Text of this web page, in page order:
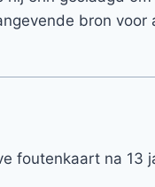
bron voor
foutenkaart na 13